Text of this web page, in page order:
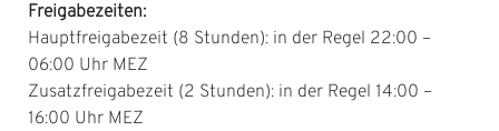
Freigabezeiten:
Hauptfreigabezeit (8 Stunden): in der Regel 22:00 –
06:00 Uhr MEZ
Zusatzfreigabezeit (2 Stunden): in der Regel 14:00 –
16:00 Uhr MEZ